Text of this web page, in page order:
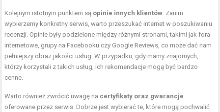
Kolejnym istotnym punktem są opinie innych klientów . Zanim
wybierzemy konkretny serwis, warto przeszukać internet w poszukiwaniu
recenzji. Opinie były podzielone między różnymi stronami, takimi jak fora
internetowe, grupy na Facebooku czy Google Reviews, co może dać nam
pełniejszy obraz jakości usług. W przypadku, gdy mamy znajomych,
którzy korzystali z takich usług, ich rekomendacje mogą być bardzo
cenne.
Warto również zwrócić uwagę na certyfikaty oraz gwarancje
oferowane przez serwis. Dobrze jest wybierać te, które mogą pochwalić